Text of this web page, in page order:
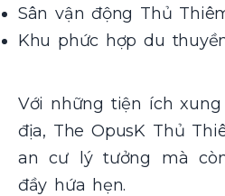
Sân vận động Thủ
Khu phức hợp du
Với những tiện ích
địa, The OpusK Thủ
an cư lý tưởng mà
đầy hứa hẹn.